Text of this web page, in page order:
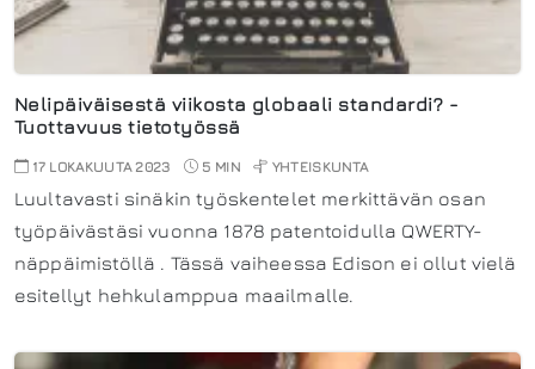
Nelipäiväisestä viikosta globaali standardi? -
Tuottavuus tietotyössä
17 LOKAKUUTA 2023 5 MIN YHTEISKUNTA
Luultavasti sinäkin työskentelet merkittävän osan
työpäivästäsi vuonna 1878 patentoidulla QWERTY-
näppäimistöllä . Tässä vaiheessa Edison ei ollut vielä
esitellyt hehkulamppua maailmalle.